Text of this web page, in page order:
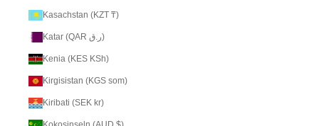
Kasachstan (KZT ₸)
Katar (QAR ر.ق)
Kenia (KES KSh)
Kirgisistan (KGS som)
Kiribati (SEK kr)